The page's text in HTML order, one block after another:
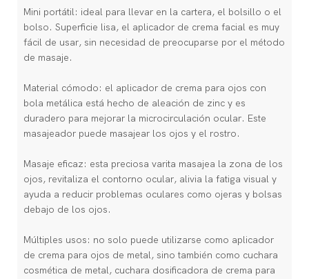
Mini portátil: ideal para llevar en la cartera, el bolsillo o el
bolso. Superficie lisa, el aplicador de crema facial es muy
fácil de usar, sin necesidad de preocuparse por el método
de masaje.
Material cómodo: el aplicador de crema para ojos con
bola metálica está hecho de aleación de zinc y es
duradero para mejorar la microcirculación ocular. Este
masajeador puede masajear los ojos y el rostro.
Masaje eficaz: esta preciosa varita masajea la zona de los
ojos, revitaliza el contorno ocular, alivia la fatiga visual y
ayuda a reducir problemas oculares como ojeras y bolsas
debajo de los ojos.
Múltiples usos: no solo puede utilizarse como aplicador
de crema para ojos de metal, sino también como cuchara
cosmética de metal, cuchara dosificadora de crema para